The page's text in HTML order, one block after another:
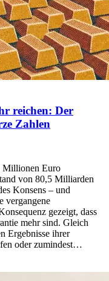
reichen: Der
Zahlen
Millionen Euro
von 80,5 Milliarden
Konsens – und
vergangene
gezeigt, dass
mehr sind. Gleich
Ergebnisse ihrer
oder zumindest…